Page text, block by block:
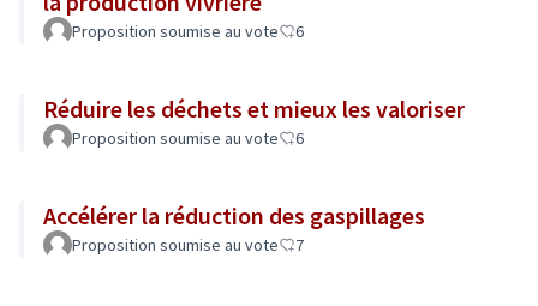
Proposition soumise au vote 6
Réduire les déchets et mieux les valoriser
Proposition soumise au vote 6
Accélérer la réduction des gaspillages
Proposition soumise au vote 7